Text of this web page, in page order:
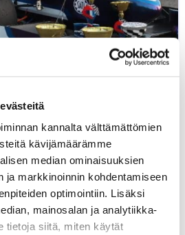
kannalta välttämättömien
kävijämäärämme
median ominaisuuksien
ja markkinoinnin kohdentamiseen
optimointiin. Lisäksi
mainosalan ja analytiikka-
tietoja siitä, miten käytät
Formula Student